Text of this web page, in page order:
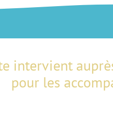
intervient
pour les